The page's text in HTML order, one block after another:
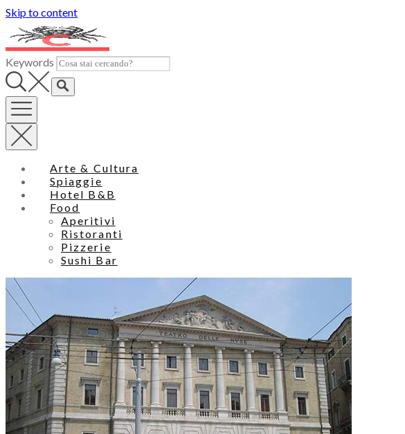
Skip to content
Keywords
Arte & Cultura
Spiaggie
Hotel B&B
Food
Aperitivi
Ristoranti
Pizzerie
Sushi Bar